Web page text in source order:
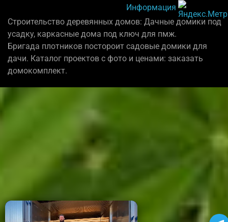
Информация
Строительство деревянных домов: Дачные домики под
усадку, каркасные дома под ключ для пмж.
Бригада плотников постороит садовые домики для
дачи. Каталог проектов с фото и ценами: заказать
домокомплект.